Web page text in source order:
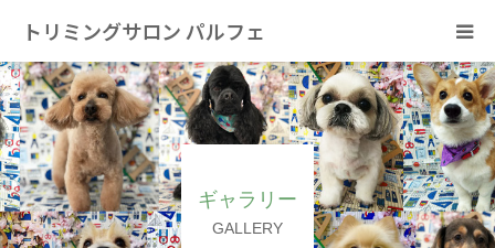
トリミングサロン パルフェ
ギャラリー
GALLERY
HOME
トリミング
ホテル